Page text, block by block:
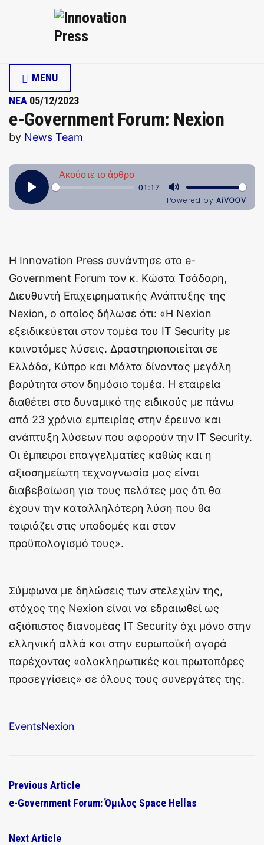
MENU
ΝΕΑ 05/12/2023
e-Government Forum: Nexion
by News Team
H Innovation Press συνάντησε στο e-
Government Forum τον κ. Κώστα Τσάδαρη,
Διευθυντή Επιχειρηματικής Ανάπτυξης της
Nexion, ο οποίος δήλωσε ότι: «Η Nexion
εξειδικεύεται στον τομέα του IT Security με
καινοτόμες λύσεις. Δραστηριοποιείται σε
Ελλάδα, Κύπρο και Μάλτα δίνοντας μεγάλη
βαρύτητα στον δημόσιο τομέα. Η εταιρεία
διαθέτει στο δυναμικό της ειδικούς με πάνω
από 23 χρόνια εμπειρίας στην έρευνα και
ανάπτυξη λύσεων που αφορούν την IT Security.
Οι έμπειροι επαγγελματίες καθώς και η
αξιοσημείωτη τεχνογνωσία μας είναι
διαβεβαίωση για τους πελάτες μας ότι θα
έχουν την καταλληλότερη λύση που θα
ταιριάζει στις υποδομές και στον
προϋπολογισμό τους».
Σύμφωνα με δηλώσεις των στελεχών της,
στόχος της Nexion είναι να εδραιωθεί ως
αξιόπιστος διανομέας IT Security όχι μόνο στην
ελληνική αλλά και στην ευρωπαϊκή αγορά
παρέχοντας «ολοκληρωτικές και πρωτοπόρες
προσεγγίσεις» σε όλους τους συνεργάτες της.
EventsNexion
Previous Article
e-Government Forum: Όμιλος Space Hellas
Next Article